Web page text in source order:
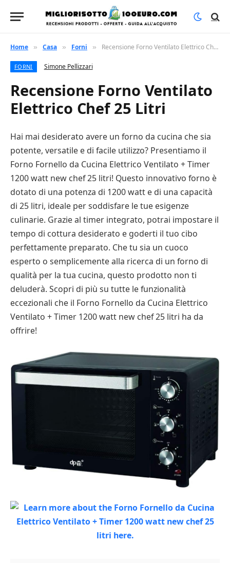
Home » Casa » Forni » Recensione Forno Ventilato Elettrico Chef 25 Litri
FORNI Simone Pellizzari
Recensione Forno Ventilato
Elettrico Chef 25 Litri
Hai mai desiderato avere un forno da cucina che sia
potente, versatile e di facile utilizzo? Presentiamo il
Forno Fornello da Cucina Elettrico Ventilato + Timer
1200 watt new chef 25 litri! Questo innovativo forno è
dotato di una potenza di 1200 watt e di una capacità
di 25 litri, ideale per soddisfare le tue esigenze
culinarie. Grazie al timer integrato, potrai impostare il
tempo di cottura desiderato e goderti il tuo cibo
perfettamente preparato. Che tu sia un cuoco
esperto o semplicemente alla ricerca di un forno di
qualità per la tua cucina, questo prodotto non ti
deluderà. Scopri di più su tutte le funzionalità
eccezionali che il Forno Fornello da Cucina Elettrico
Ventilato + Timer 1200 watt new chef 25 litri ha da
offrire!